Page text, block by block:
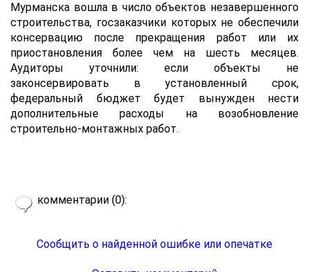
Мурманска вошла в число объектов незавершенного
строительства, госзаказчики которых не обеспечили
консервацию после прекращения работ или их
приостановления более чем на шесть месяцев.
Аудиторы уточнили: если объекты не
законсервировать в установленный срок,
федеральный бюджет будет вынужден нести
дополнительные расходы на возобновление
строительно-монтажных работ.
комментарии (0):
Сообщить о найденной ошибке или опечатке